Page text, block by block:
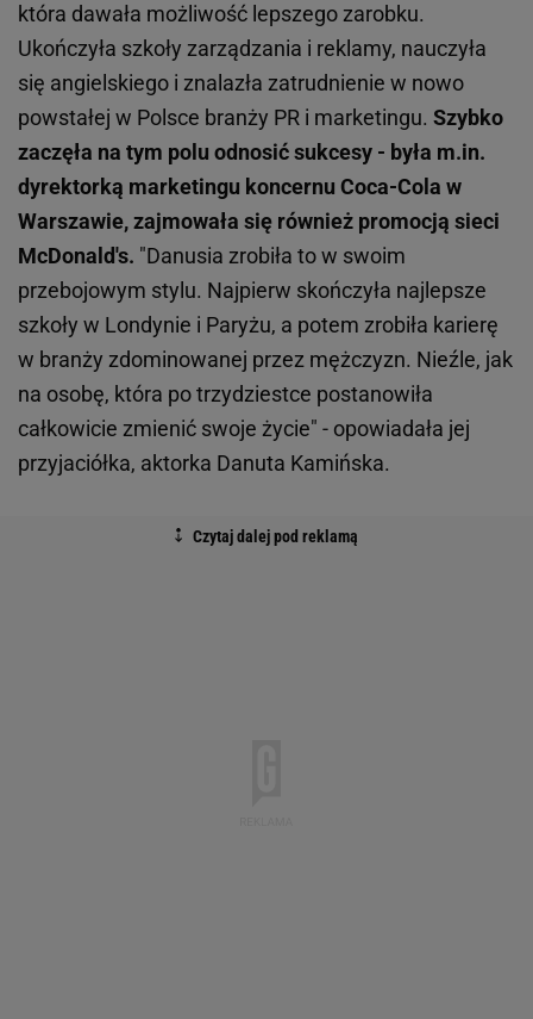
która dawała możliwość lepszego zarobku.
Ukończyła szkoły zarządzania i reklamy, nauczyła
się angielskiego i znalazła zatrudnienie w nowo
powstałej w Polsce branży PR i marketingu. Szybko
zaczęła na tym polu odnosić sukcesy - była m.in.
dyrektorką marketingu koncernu Coca-Cola w
Warszawie, zajmowała się również promocją sieci
McDonald's. "Danusia zrobiła to w swoim
przebojowym stylu. Najpierw skończyła najlepsze
szkoły w Londynie i Paryżu, a potem zrobiła karierę
w branży zdominowanej przez mężczyzn. Nieźle, jak
na osobę, która po trzydziestce postanowiła
całkowicie zmienić swoje życie" - opowiadała jej
przyjaciółka, aktorka Danuta Kamińska.